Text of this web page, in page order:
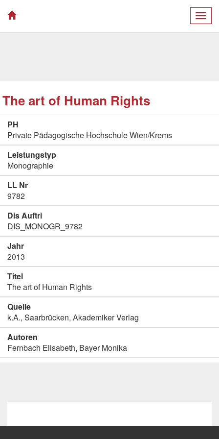
The art of Human Rights
PH
Private Pädagogische Hochschule Wien/Krems
Leistungstyp
Monographie
LL Nr
9782
Dis Auftri
DIS_MONOGR_9782
Jahr
2013
Titel
The art of Human Rights
Quelle
k.A., Saarbrücken, Akademiker Verlag
Autoren
Fernbach Elisabeth, Bayer Monika